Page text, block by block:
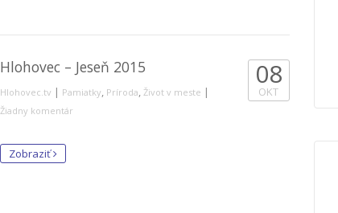
Hlohovec – Jeseň 2015
Hlohovec.tv | Pamiatky Príroda Život v meste |
Žiadny komentár
08
OKT
Zobraziť